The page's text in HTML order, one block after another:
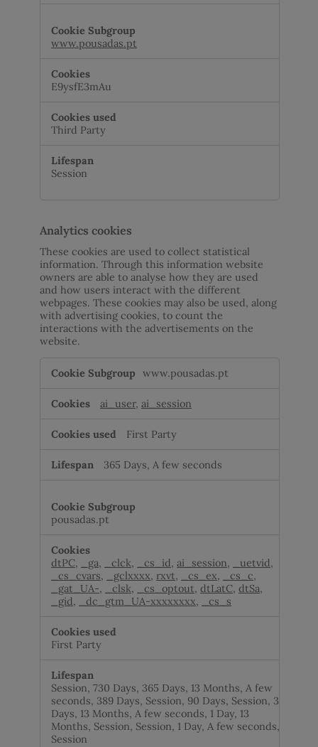
www.pousadas.pt
E9ysfE3mAu
Third Party
Session
Analytics cookies
These cookies are used to collect statistical
information. Through this information website
owners are able to analyse how they are used
and how users interact with the different
webpages. These cookies may also be used, along
with advertising cookies, to count the
interactions with the advertisements on the
website.
cookies
www.pousadas.pt
ai_user, ai_session
First Party
365 Days, A few seconds
pousadas.pt
dtPC, _ga, _clck, _cs_id, ai_session, _uetvid,
_cs_cvars, _gclxxxx, rxvt, _cs_ex, _cs_c,
_gat_UA-, _clsk, _cs_optout, dtLatC, dtSa,
_gid, _dc_gtm_UA-xxxxxxxx, _cs_s
First Party
Session, 730 Days, 365 Days, 13 Months, A few
seconds, 389 Days, Session, 90 Days, Session, 30
Days, 13 Months, A few seconds, 1 Day, 13
Months, Session, Session, 1 Day, A few seconds,
Session